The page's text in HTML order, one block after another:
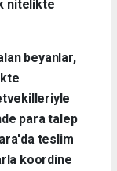
nitelikte
beyanlar,
para talep
teslim
koordine